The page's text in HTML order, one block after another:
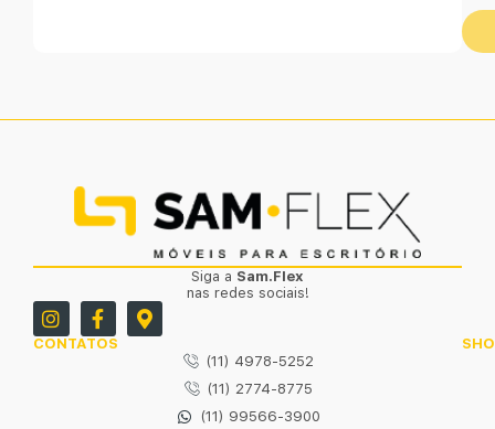
Siga a Sam.Flex
nas redes sociais!
CONTATOS
(11) 4978-5252
(11) 2774-8775
(11) 99566-3900